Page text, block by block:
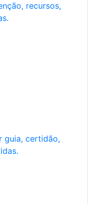
recursos,
guia, certidão,